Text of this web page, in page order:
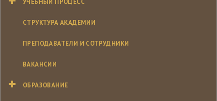
СТРУКТУРА АКАДЕМИИ
ПРЕПОДАВАТЕЛИ И СОТРУДНИКИ
ВАКАНСИИ
ОБРАЗОВАНИЕ